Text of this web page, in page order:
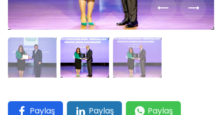
Paylaş Paylaş Paylaş